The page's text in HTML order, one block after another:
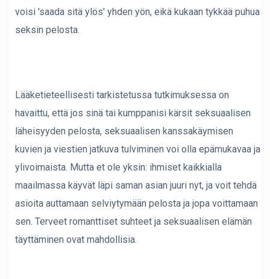
voisi 'saada sitä ylös' yhden yön, eikä kukaan tykkää puhua
seksin pelosta.
Lääketieteellisesti tarkistetussa tutkimuksessa on
havaittu, että jos sinä tai kumppanisi kärsit seksuaalisen
läheisyyden pelosta, seksuaalisen kanssakäymisen
kuvien ja viestien jatkuva tulviminen voi olla epämukavaa ja
ylivoimaista. Mutta et ole yksin: ihmiset kaikkialla
maailmassa käyvät läpi saman asian juuri nyt, ja voit tehdä
asioita auttamaan selviytymään pelosta ja jopa voittamaan
sen. Terveet romanttiset suhteet ja seksuaalisen elämän
täyttäminen ovat mahdollisia.